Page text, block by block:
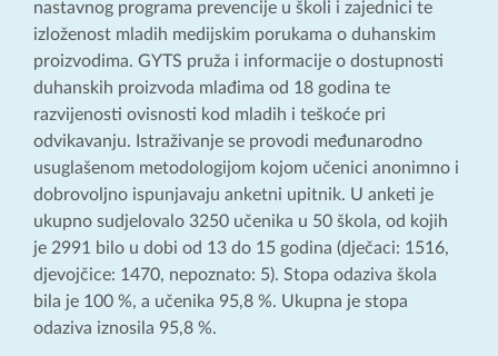
nastavnog programa prevencije u školi i zajednici te
izloženost mladih medijskim porukama o duhanskim
proizvodima. GYTS pruža i informacije o dostupnosti
duhanskih proizvoda mlađima od 18 godina te
razvijenosti ovisnosti kod mladih i teškoće pri
odvikavanju. Istraživanje se provodi međunarodno
usuglašenom metodologijom kojom učenici anonimno i
dobrovoljno ispunjavaju anketni upitnik. U anketi je
ukupno sudjelovalo 3250 učenika u 50 škola, od kojih
je 2991 bilo u dobi od 13 do 15 godina (dječaci: 1516,
djevojčice: 1470, nepoznato: 5). Stopa odaziva škola
bila je 100 %, a učenika 95,8 %. Ukupna je stopa
odaziva iznosila 95,8 %.